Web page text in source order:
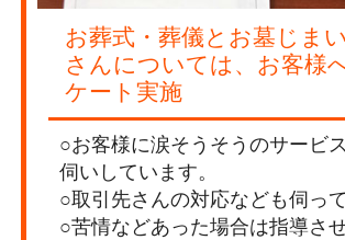
お葬式・葬儀とお墓じま
さんについては、お客様
ケート実施
○お客様に涙そうそうのサービ
伺いしています。
○取引先さんの対応なども伺って
○苦情などあった場合は指導さ